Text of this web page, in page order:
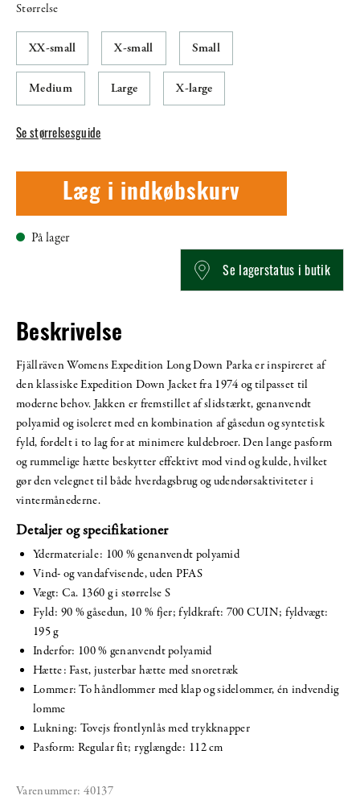
Størrelse
XX-small X-small Small
Medium Large X-large
Se størrelsesguide
Læg i indkøbskurv
På lager
Se lagerstatus i butik
Beskrivelse
Fjällräven Womens Expedition Long Down Parka er inspireret af
den klassiske Expedition Down Jacket fra 1974 og tilpasset til
moderne behov. Jakken er fremstillet af slidstærkt, genanvendt
polyamid og isoleret med en kombination af gåsedun og syntetisk
fyld, fordelt i to lag for at minimere kuldebroer. Den lange pasform
og rummelige hætte beskytter effektivt mod vind og kulde, hvilket
gør den velegnet til både hverdagsbrug og udendørsaktiviteter i
vintermånederne.
Detaljer og specifikationer
Ydermateriale: 100 % genanvendt polyamid
Vind- og vandafvisende, uden PFAS
Vægt: Ca. 1360 g i størrelse S
Fyld: 90 % gåsedun, 10 % fjer; fyldkraft: 700 CUIN; fyldvægt:
195 g
Inderfor: 100 % genanvendt polyamid
Hætte: Fast, justerbar hætte med snoretræk
Lommer: To håndlommer med klap og sidelommer, én indvendig
lomme
Lukning: Tovejs frontlynlås med trykknapper
Pasform: Regular fit; ryglængde: 112 cm
Varenummer: 40137